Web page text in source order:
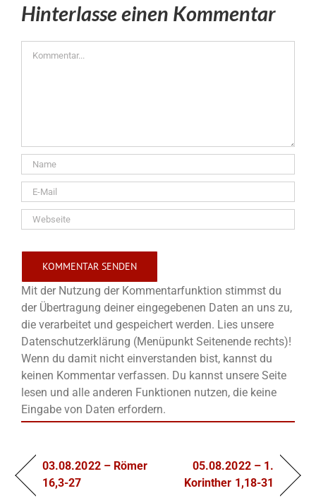
Hinterlasse einen Kommentar
Mit der Nutzung der Kommentarfunktion stimmst du
der Übertragung deiner eingegebenen Daten an uns zu,
die verarbeitet und gespeichert werden. Lies unsere
Datenschutzerklärung (Menüpunkt Seitenende rechts)!
Wenn du damit nicht einverstanden bist, kannst du
keinen Kommentar verfassen. Du kannst unsere Seite
lesen und alle anderen Funktionen nutzen, die keine
Eingabe von Daten erfordern.
03.08.2022 – Römer
16,3-27
05.08.2022 – 1.
Korinther 1,18-31